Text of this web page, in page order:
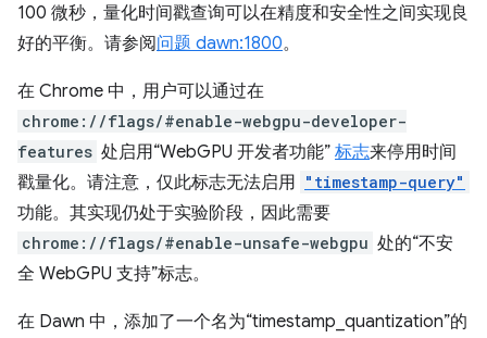
100 微秒，量化时间戳查询可以在精度和安全性之间实现良
好的平衡。请参阅问题 dawn:1800。
在 Chrome 中，用户可以通过在
chrome://flags/#enable-webgpu-developer-
features 处启用“WebGPU 开发者功能” 标志来停用时间
戳量化。请注意，仅此标志无法启用 "timestamp-query"
功能。其实现仍处于实验阶段，因此需要
chrome://flags/#enable-unsafe-webgpu 处的“不安
全 WebGPU 支持”标志。
在 Dawn 中，添加了一个名为“timestamp_quantization”的